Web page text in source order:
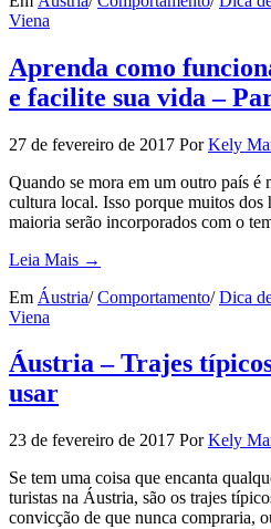
Viena
Aprenda como
e facilite sua vida –
27 de fevereiro de 2017 Por Kely
Quando se mora em um outro país é
cultura local. Isso porque muitos dos
maioria serão incorporados com o
Leia Mais →
Em Áustria/ Comportamento/ Dica
Viena
Áustria – Trajes
usar
23 de fevereiro de 2017 Por Kely
Se tem uma coisa que encanta
turistas na Áustria, são os trajes
convicção de que nunca compraria,